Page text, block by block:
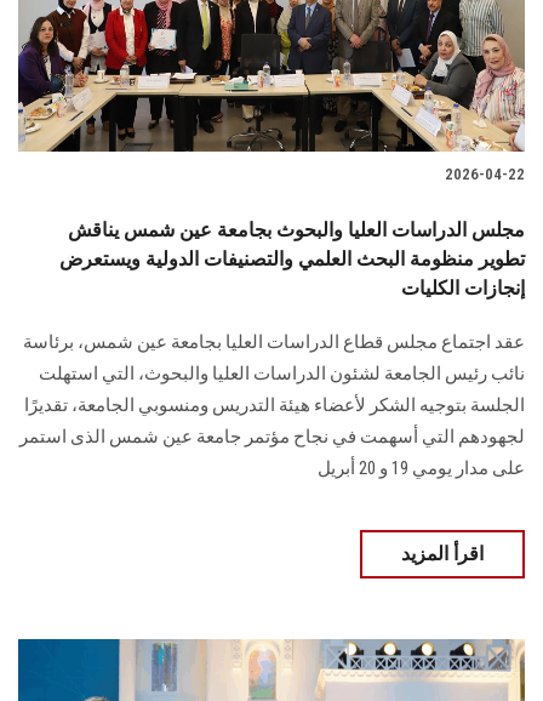
2026-04-22
مجلس الدراسات العليا والبحوث بجامعة عين شمس يناقش
تطوير منظومة البحث العلمي والتصنيفات الدولية ويستعرض
إنجازات الكليات
عقد اجتماع مجلس قطاع الدراسات العليا بجامعة عين شمس، برئاسة
نائب رئيس الجامعة لشئون الدراسات العليا والبحوث، التي استهلت
الجلسة بتوجيه الشكر لأعضاء هيئة التدريس ومنسوبي الجامعة، تقديرًا
لجهودهم التي أسهمت في نجاح مؤتمر جامعة عين شمس الذى استمر
على مدار يومي 19 و 20 أبريل
اقرأ المزيد